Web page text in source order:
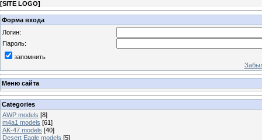
[SITE LOGO]
Форма входа
Логин:
Пароль:
запомнить
Меню сайта
Categories
AWP models [8]
m4a1 models [61]
AK-47 models [40]
Desert Eagle models [5]